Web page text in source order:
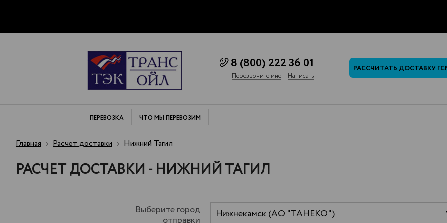
8 (800) 222 36 01
Перезвоните мне Написать
РАССЧИТАТЬ ДОСТАВКУ
ПЕРЕВОЗКА ЧТО МЫ ПЕРЕВОЗИМ
Главная Расчет доставки Нижний Тагил
РАСЧЕТ ДОСТАВКИ - НИЖНИЙ ТАГИЛ
Выберите город
отправки
Нижнекамск (АО "ТАНЕКО")